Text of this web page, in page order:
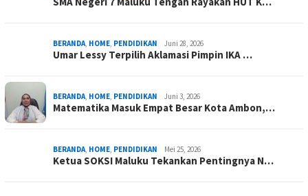
BERANDA, HOME, PENDIDIKAN Juni 28, 2026
Umar Lessy Terpilih Aklamasi Pimpin IKA …
BERANDA, HOME, PENDIDIKAN Juni 3, 2026
Matematika Masuk Empat Besar Kota Ambon,…
BERANDA, HOME, PENDIDIKAN Mei 25, 2026
Ketua SOKSI Maluku Tekankan Pentingnya N…